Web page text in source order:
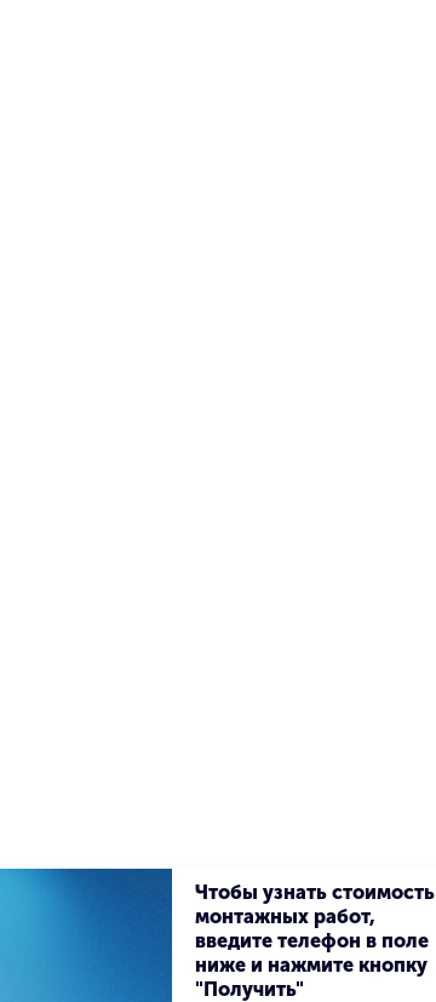
Чтобы узнать стоимость
монтажных работ,
введите телефон в поле
ниже и нажмите кнопку
"Получить"